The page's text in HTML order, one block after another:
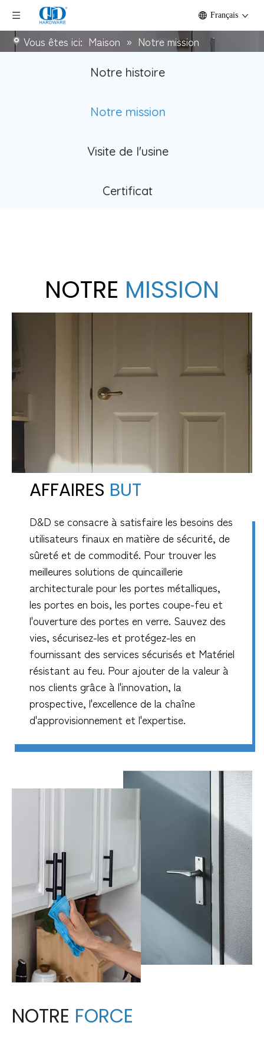
Français
Vous êtes ici: Maison » Notre mission
Notre histoire
Notre mission
Visite de l'usine
Certificat
NOTRE MISSION
AFFAIRES BUT
D&D se consacre à satisfaire les besoins des
utilisateurs finaux en matière de sécurité, de
sûreté et de commodité. Pour trouver les
meilleures solutions de quincaillerie
architecturale pour les portes métalliques,
les portes en bois, les portes coupe-feu et
l'ouverture des portes en verre. Sauvez des
vies, sécurisez-les et protégez-les en
fournissant des services sécurisés et Matériel
résistant au feu. Pour ajouter de la valeur à
nos clients grâce à l'innovation, la
prospective, l'excellence de la chaîne
d'approvisionnement et l'expertise.
NOTRE FORCE